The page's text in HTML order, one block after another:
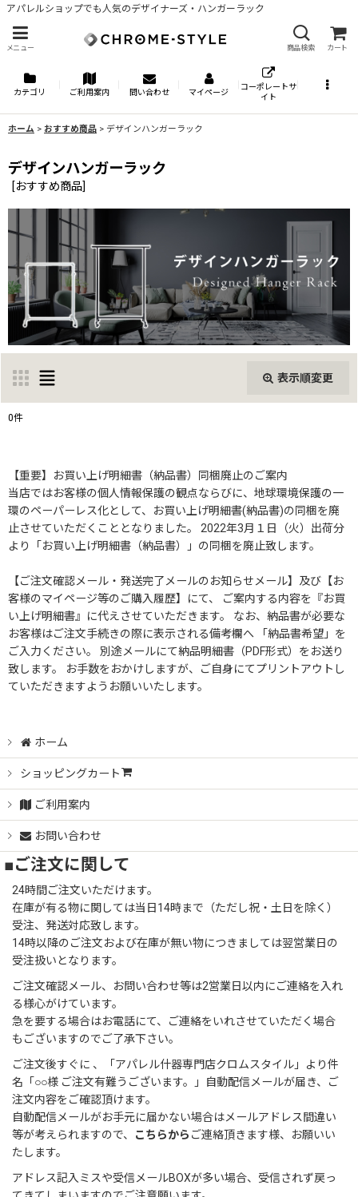
アパレルショップでも人気のデザイナーズ・ハンガーラック
メニュー 商品検索 カート
カテゴリ ご利用案内 問い合わせ マイページ
コーポレートサ
イト
ホーム > おすすめ商品 > デザインハンガーラック
デザインハンガーラック
[おすすめ商品]
表示順変更
並び順:
絞り込む
0件
【重要】お買い上げ明細書（納品書）同梱廃止のご案内
当店ではお客様の個人情報保護の観点ならびに、地球環境保護の一
環のペーパーレス化として、お買い上げ明細書(納品書)の同梱を廃
止させていただくこととなりました。 2022年3月１日（火）出荷分
より「お買い上げ明細書（納品書）」の同梱を廃止致します。
【ご注文確認メール・発送完了メールのお知らせメール】及び【お
客様のマイページ等のご購入履歴】にて、 ご案内する内容を『お買
い上げ明細書』に代えさせていただきます。 なお、納品書が必要な
お客様はご注文手続きの際に表示される備考欄へ 「納品書希望」を
ご入力ください。 別途メールにて納品明細書（PDF形式）をお送り
致します。 お手数をおかけしますが、ご自身にてプリントアウトし
ていただきますようお願いいたします。
ホーム
ショッピングカート
ご利用案内
お問い合わせ
■ご注文に関して
24時間ご注文いただけます。
在庫が有る物に関しては当日14時まで（ただし祝・土日を除く）
受注、発送対応致します。
14時以降のご注文および在庫が無い物につきましては翌営業日の
受注扱いとなります。
ご注文確認メール、お問い合わせ等は2営業日以内にご連絡を入れ
る様心がけています。
急を要する場合はお電話にて、ご連絡をいれさせていただく場合
もございますのでご了承下さい。
ご注文後すぐに 、「アパレル什器専門店クロムスタイル」より件
名「○○様 ご注文有難うございます。」自動配信メールが届き、ご
注文内容をご確認頂けます。
自動配信メールがお手元に届かない場合はメールアドレス間違い
等が考えられますので、
こちらから ご連絡頂きます様、お願いい
たします。
アドレス記入ミスや受信メールBOXが多い場合、受信されず戻っ